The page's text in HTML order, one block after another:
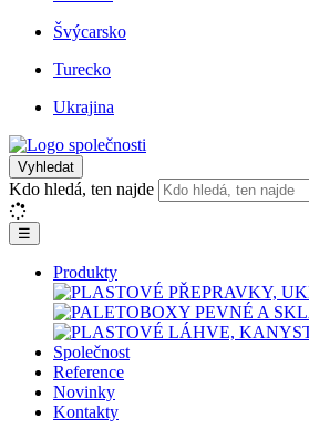
Švýcarsko
Turecko
Ukrajina
Vyhledat
Kdo hledá, ten najde
☰
Produkty
Společnost
Reference
Novinky
Kontakty